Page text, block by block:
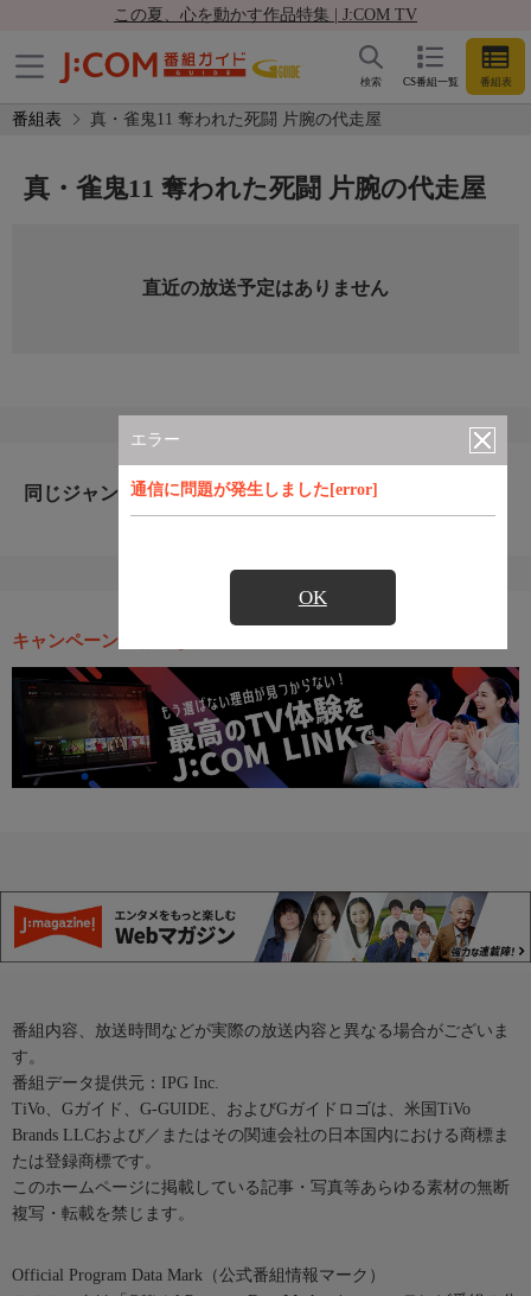
この夏、心を動かす作品特集 | J:COM TV
CS番組一覧 番組表
検索
番組表 真・雀鬼11 奪われた死闘 片腕の代走屋
エラー
通信に問題が発生しました[error]
OK
真・雀鬼11 奪われた死闘 片腕の代走屋
直近の放送予定はありません
同じジャンルのおすすめ番組
キャンペーン・お得な情報
番組内容、放送時間などが実際の放送内容と異なる場合がございま
す。
番組データ提供元：IPG Inc.
TiVo、Gガイド、G-GUIDE、およびGガイドロゴは、米国TiVo
Brands LLCおよび／またはその関連会社の日本国内における商標ま
たは登録商標です。
このホームページに掲載している記事・写真等あらゆる素材の無断
複写・転載を禁じます。
Official Program Data Mark（公式番組情報マーク）